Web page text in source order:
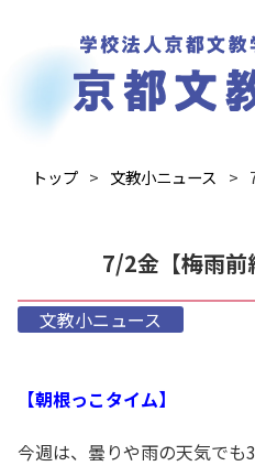
トップ 文教小ニュース
7/2金【梅雨前
文教小ニュース
【朝根っこタイム】
今週は、曇りや雨の天気で